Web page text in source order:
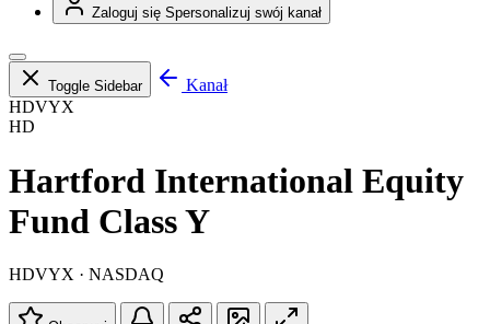
Zaloguj się Spersonalizuj swój kanał
Toggle Sidebar
Kanał
HDVYX
HD
Hartford International Equity
Fund Class Y
HDVYX · NASDAQ